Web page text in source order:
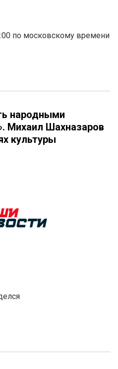
по московскому времени
народными
Михаил Шахназаров
культуры